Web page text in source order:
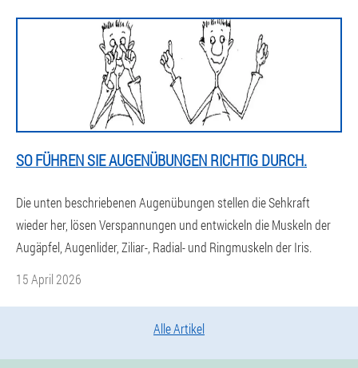
SO FÜHREN SIE AUGENÜBUNGEN RICHTIG DURCH.
Die unten beschriebenen Augenübungen stellen die Sehkraft
wieder her, lösen Verspannungen und entwickeln die Muskeln der
Augäpfel, Augenlider, Ziliar-, Radial- und Ringmuskeln der Iris.
15 April 2026
Alle Artikel